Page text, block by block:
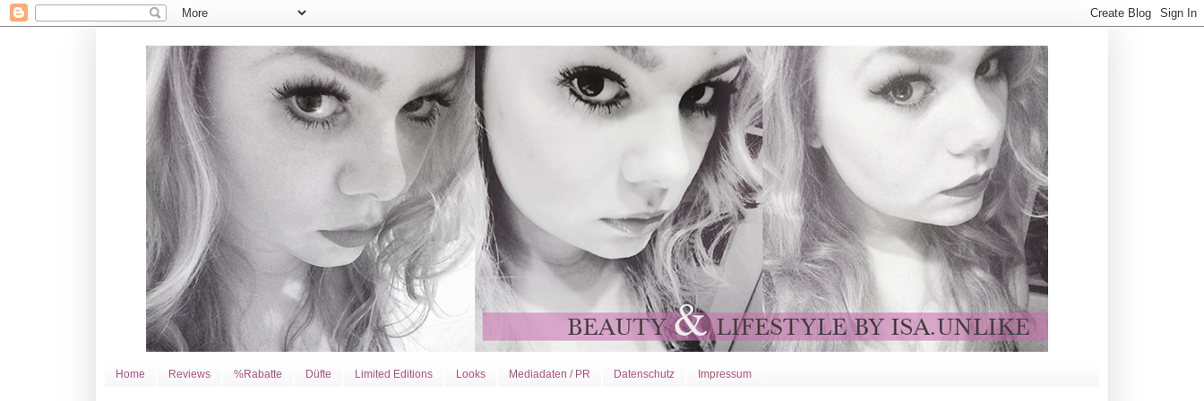
Home Reviews %Rabatte Düfte Limited Editions Looks Mediadaten / PR Datenschutz Impressum